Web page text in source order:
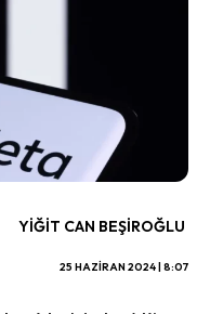
YIĞIT CAN BEŞIROĞLU
25 HAZIRAN 2024 | 8:07